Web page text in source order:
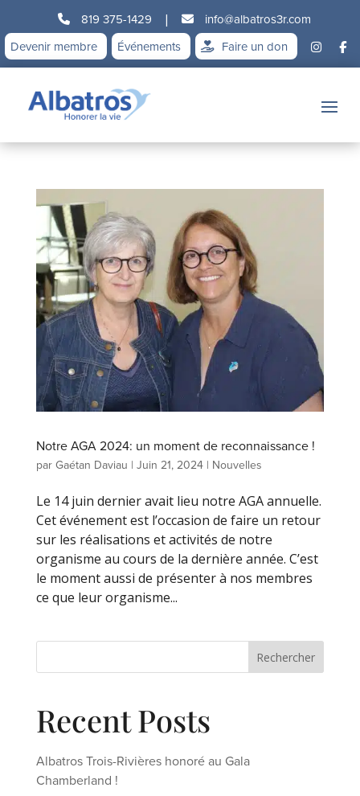
819 375-1429 |
info@albatros3r.com
Devenir membre
Événements Faire un don
Notre AGA 2024: un moment de reconnaissance !
par Gaétan Daviau | Juin 21, 2024| Nouvelles
Le 14 juin dernier avait lieu notre AGA annuelle.
Cet événement est l’occasion de faire un retour
sur les réalisations et activités de notre
organisme au cours de la dernière année. C’est
le moment aussi de présenter à nos membres
ce que leur organisme...
Rechercher
Recent Posts
Albatros Trois-Rivières honoré au Gala
Chamberland !